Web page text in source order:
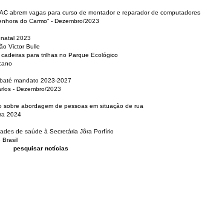
abrem vagas para curso de montador e reparador de computadores
do Carmo” - Dezembro/2023
2023
Victor Bulle
para trilhas no Parque Ecológico
mandato 2023-2027
- Dezembro/2023
sobre abordagem de pessoas em situação de rua
2024
de saúde à Secretária Jôra Porfírio
Brasil
pesquisar notícias